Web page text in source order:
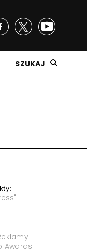
SZUKAJ
Awards